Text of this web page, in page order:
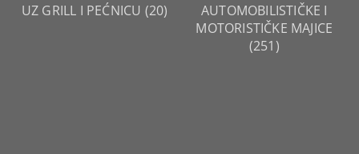
UZ GRILL I PEĆNICU (20)
AUTOMOBILISTIČKE I
MOTORISTIČKE MAJICE
(251)